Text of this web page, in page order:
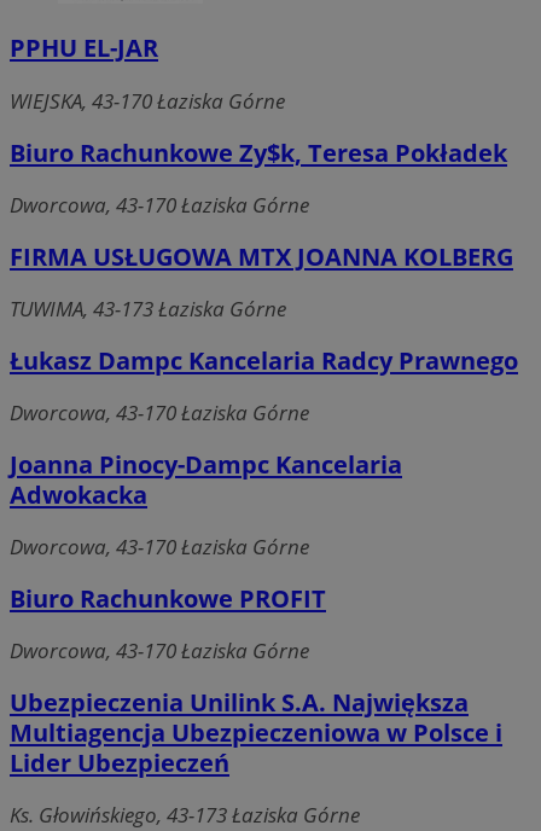
PPHU EL-JAR
WIEJSKA, 43-170 Łaziska Górne
Biuro Rachunkowe Zy$k, Teresa Pokładek
Dworcowa, 43-170 Łaziska Górne
FIRMA USŁUGOWA MTX JOANNA KOLBERG
TUWIMA, 43-173 Łaziska Górne
Łukasz Dampc Kancelaria Radcy Prawnego
Dworcowa, 43-170 Łaziska Górne
Joanna Pinocy-Dampc Kancelaria
Adwokacka
Dworcowa, 43-170 Łaziska Górne
Biuro Rachunkowe PROFIT
Dworcowa, 43-170 Łaziska Górne
Ubezpieczenia Unilink S.A. Największa
Multiagencja Ubezpieczeniowa w Polsce i
Lider Ubezpieczeń
Ks. Głowińskiego, 43-173 Łaziska Górne